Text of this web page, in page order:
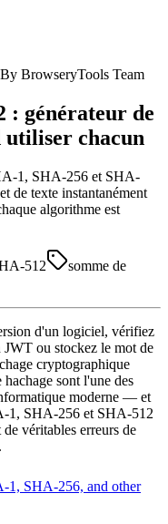
By BrowseryTools Team
: générateur de
utiliser chacun
1, SHA-256 et SHA-
de texte instantanément
algorithme est
512
somme de
d'un logiciel, vérifiez
ou stockez le mot de
cryptographique
sont l'une des
moderne — et
1, SHA-256 et SHA-512
véritables erreurs de
1, SHA-256, and other